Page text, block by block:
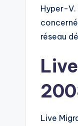
Hyper-V.
réseau
Live